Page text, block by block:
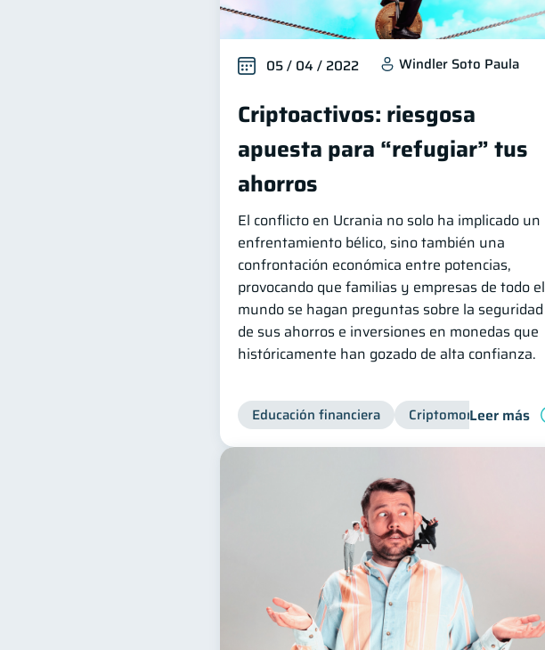
05 / 04 / 2022 Windler Soto Paula
Criptoactivos: riesgosa
apuesta para “refugiar” tus
ahorros
El conflicto en Ucrania no solo ha implicado un
enfrentamiento bélico, sino también una
confrontación económica entre potencias,
provocando que familias y empresas de todo el
mundo se hagan preguntas sobre la seguridad
de sus ahorros e inversiones en monedas que
históricamente han gozado de alta confianza.
Educación financiera CriptomonedasLeer más